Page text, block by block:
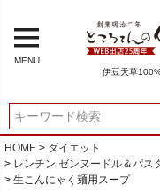
MENU
伊豆天草
HOME
ダイエット
レンチン ゼンヌードル＆パス
生こんにゃく麺用スープ